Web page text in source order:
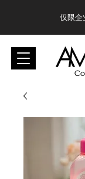
仅限企